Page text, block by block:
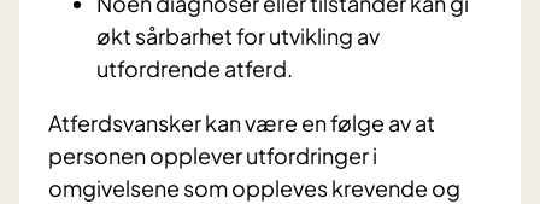
økt sårbarhet for utvikling av
utfordrende atferd.
Atferdsvansker kan være en følge av at
personen opplever utfordringer i
omgivelsene som oppleves krevende og